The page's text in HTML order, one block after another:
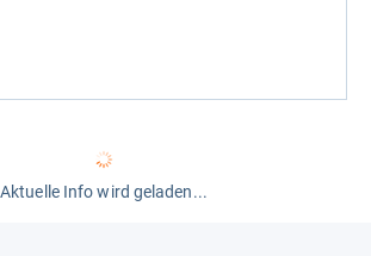
Aktuelle Info wird geladen...